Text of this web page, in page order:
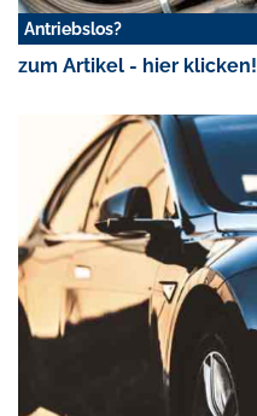
Antriebslos?
zum Artikel - hier klicken!